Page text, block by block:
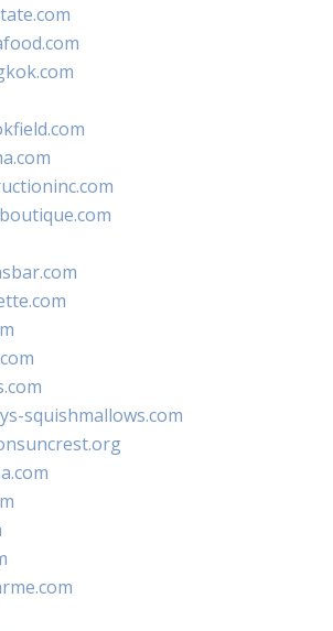
squishmallows.com